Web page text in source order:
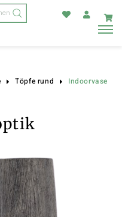
Töpfe rund
Indoorvase